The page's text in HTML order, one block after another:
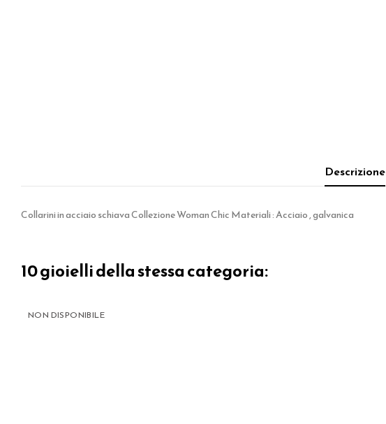
Descrizione
Collarini in acciaio schiava Collezione Woman Chic Materiali : Acciaio , galvanica
10 gioielli della stessa categoria:
NON DISPONIBILE